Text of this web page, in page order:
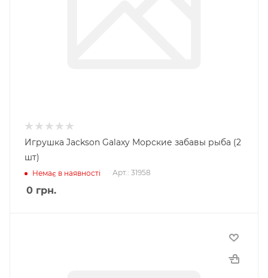
Игрушка Jackson Galaxy Морские забавы рыба (2
шт)
Немає в наявності Арт.: 31958
0 грн.